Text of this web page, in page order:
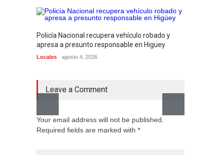
Policía Nacional recupera vehículo robado y
apresa a presunto responsable en Higüey
Locales agosto 4, 2026
Leave a Comment
Your email address will not be published.
Required fields are marked with *